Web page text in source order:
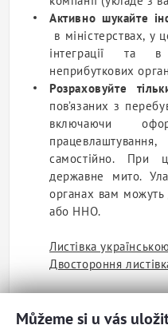
Активно шукайте
в міністерствах, у
інтеграції та
неприбуткових
Розраховуйте
пов’язаних з
включаючи
самостійно. При
державне мито.
органах вам можуть
або ННО.
Листівка українською
Двостороння
Můžeme si u vás